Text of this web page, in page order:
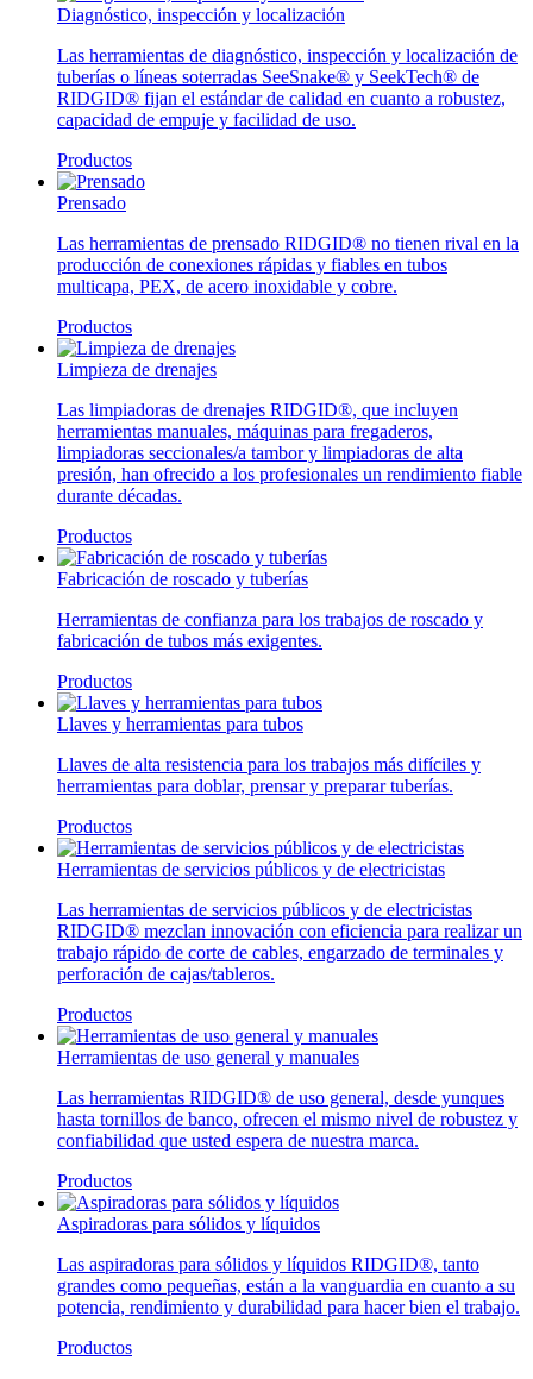
Diagnóstico, inspección y localización
Las herramientas de diagnóstico, inspección y localización de
tuberías o líneas soterradas SeeSnake® y SeekTech® de
RIDGID® fijan el estándar de calidad en cuanto a robustez,
capacidad de empuje y facilidad de uso.
Productos
Prensado
Las herramientas de prensado RIDGID® no tienen rival en la
producción de conexiones rápidas y fiables en tubos
multicapa, PEX, de acero inoxidable y cobre.
Productos
Limpieza de drenajes
Las limpiadoras de drenajes RIDGID®, que incluyen
herramientas manuales, máquinas para fregaderos,
limpiadoras seccionales/a tambor y limpiadoras de alta
presión, han ofrecido a los profesionales un rendimiento fiable
durante décadas.
Productos
Fabricación de roscado y tuberías
Herramientas de confianza para los trabajos de roscado y
fabricación de tubos más exigentes.
Productos
Llaves y herramientas para tubos
Llaves de alta resistencia para los trabajos más difíciles y
herramientas para doblar, prensar y preparar tuberías.
Productos
Herramientas de servicios públicos y de electricistas
Las herramientas de servicios públicos y de electricistas
RIDGID® mezclan innovación con eficiencia para realizar un
trabajo rápido de corte de cables, engarzado de terminales y
perforación de cajas/tableros.
Productos
Herramientas de uso general y manuales
Las herramientas RIDGID® de uso general, desde yunques
hasta tornillos de banco, ofrecen el mismo nivel de robustez y
confiabilidad que usted espera de nuestra marca.
Productos
Aspiradoras para sólidos y líquidos
Las aspiradoras para sólidos y líquidos RIDGID®, tanto
grandes como pequeñas, están a la vanguardia en cuanto a su
potencia, rendimiento y durabilidad para hacer bien el trabajo.
Productos